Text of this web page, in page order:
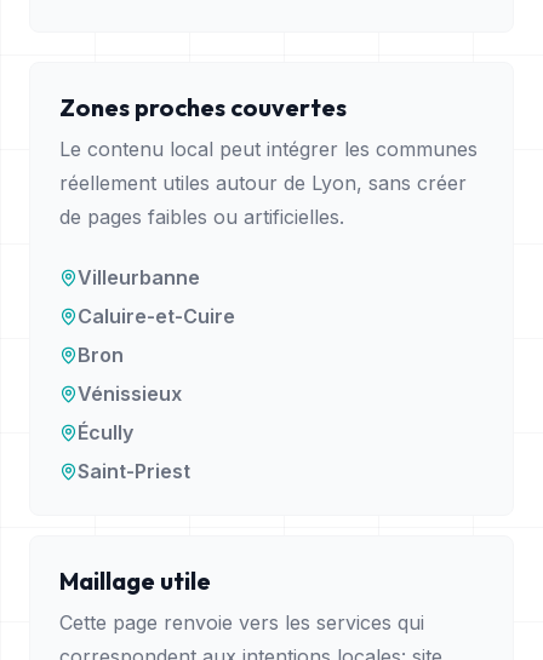
Zones proches couvertes
Le contenu local peut intégrer les communes
réellement utiles autour de Lyon, sans créer
de pages faibles ou artificielles.
Villeurbanne
Caluire-et-Cuire
Bron
Vénissieux
Écully
Saint-Priest
Maillage utile
Cette page renvoie vers les services qui